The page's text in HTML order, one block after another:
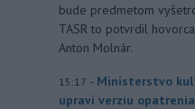
bude predmetom
TASR to potvrdil
Anton Molnár.
15:17 - Ministerstvo
upraví verziu